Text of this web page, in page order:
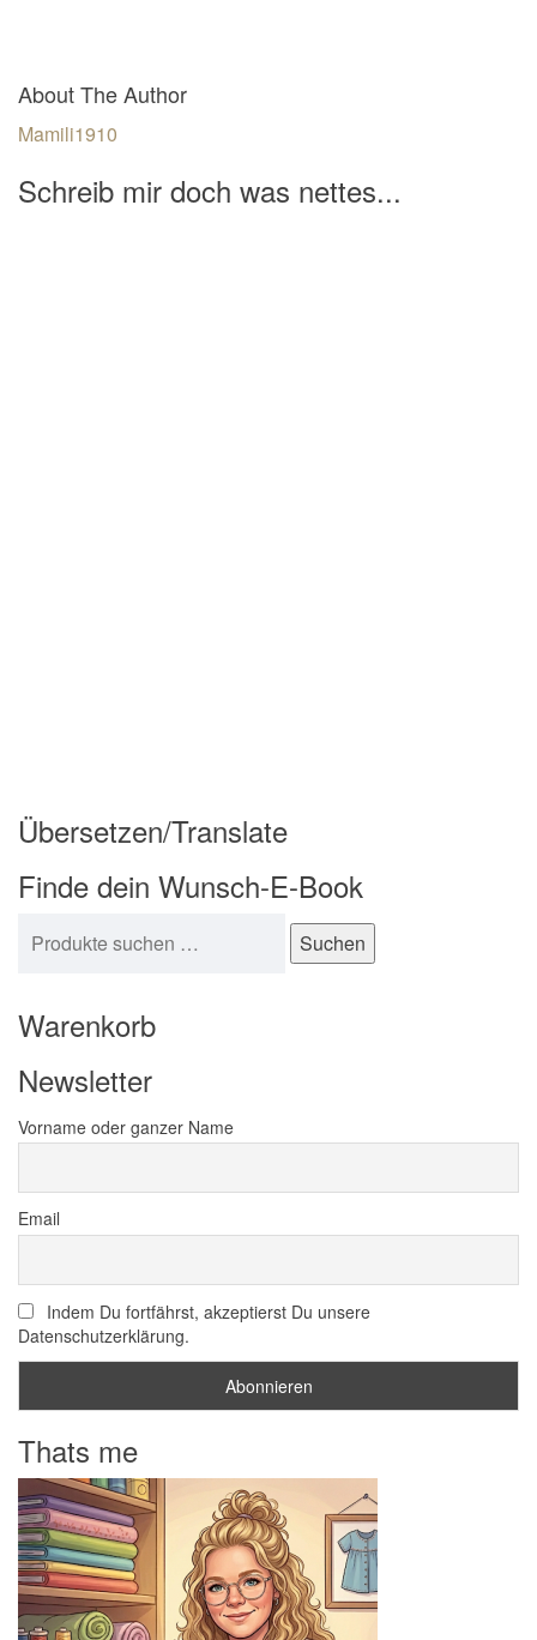
About The Author
Mamili1910
Schreib mir doch was nettes...
Übersetzen/Translate
Finde dein Wunsch-E-Book
Suchen
Warenkorb
Newsletter
Vorname oder ganzer Name
Email
Indem Du fortfährst, akzeptierst Du unsere
Datenschutzerklärung.
Thats me